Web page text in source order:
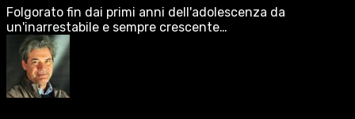
Folgorato fin dai primi anni dell'adolescenza da
un'inarrestabile e sempre crescente…